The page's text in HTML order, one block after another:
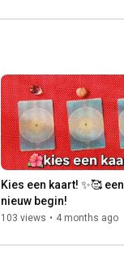
Kies een kaart! ✨️🥰 een
nieuw begin!
103 views • 4 months ago